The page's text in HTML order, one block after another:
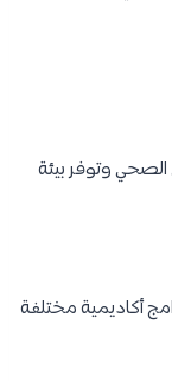
وتوفر بيئة
أكاديمية مختلفة